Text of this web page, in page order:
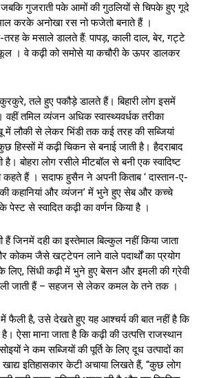
गुजराती पके आमों की गुठलियों से चिपके हुए गूदे
करके अनोखा रस नो फजेतो बनाते हैं ।
तरह के मसाले डालते हैं: पापड़, काली दाल, बेर, गट्टे
। वे कढ़ी को समोसे या कचौरी के ऊपर डालकर
तले हुए पकौड़े डालते हैं। बिहारी लोग इसमें
तमिल व्यंजन अधिक स्वास्थ्यवर्धक तरीका
में लौकी से लेकर भिंडी तक कई तरह की सब्जियां
हिस्सों में कढ़ी चिकन से बनाई जाती है। हैदराबाद
बोहरा लोग रसीले मीटबॉल से बनी एक स्वादिष्ट
हैं । सदाफ हुसैन ने अपनी किताब ‘ दास्तान-ए-
कहानियां और व्यंजन’ में भुने हुए सेब और कच्चे
से स्वादित कढ़ी का वर्णन किया है ।
हैं जिनमें दही का इस्तेमाल बिल्कुल नहीं किया जाता
जैसे खट्टेपन लाने वाले पदार्थों का प्रयोग
लिए, सिंधी कढ़ी में भुने हुए बेसन और इमली की ग्रेवी
जाती हैं – सहजन से लेकर कमल के तने तक ।
फैली है, उसे देखते हुए यह आश्चर्य की बात नहीं है कि
ऐसा माना जाता है कि कढ़ी की उत्पत्ति राजस्थान
ने कम सब्जियों की पूर्ति के लिए दूध उत्पादों का
इतिहासकार केटी अचाया लिखते हैं, “कुछ लोग